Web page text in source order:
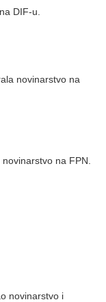
DIF-u.
novinarstvo na
na FPN.
novinarstvo i